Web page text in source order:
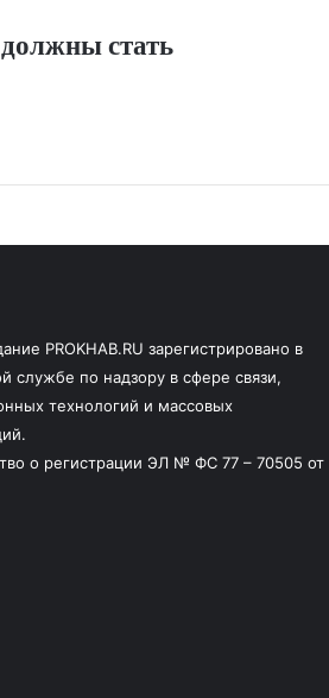
стать
PROKHAB.RU зарегистрировано в
службе по надзору в сфере связи,
технологий и массовых
о регистрации ЭЛ № ФС 77 – 70505 от